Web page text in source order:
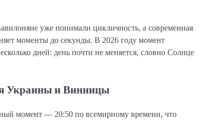
уже понимали цикличность, а современная
моменты до секунды. В 2026 году момент
дней: день почти не меняется, словно Солнце
Украины и Винницы
момент — 20:50 по всемирному времени, что